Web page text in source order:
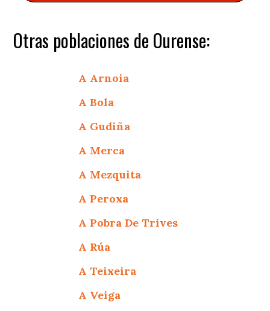
Otras poblaciones de Ourense:
A Arnoia
A Bola
A Gudiña
A Merca
A Mezquita
A Peroxa
A Pobra De Trives
A Rúa
A Teixeira
A Veiga